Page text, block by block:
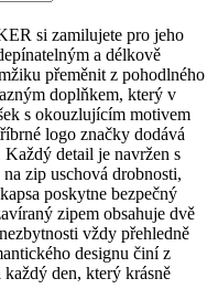
si zamilujete pro jeho
a délkově
přeměnit z pohodlného
doplňkem, který v
s okouzlujícím motivem
logo značky dodává
detail je navržen s
zip uschová drobnosti,
poskytne bezpečný
zipem obsahuje dvě
vždy přehledně
designu činí z
den, který krásně